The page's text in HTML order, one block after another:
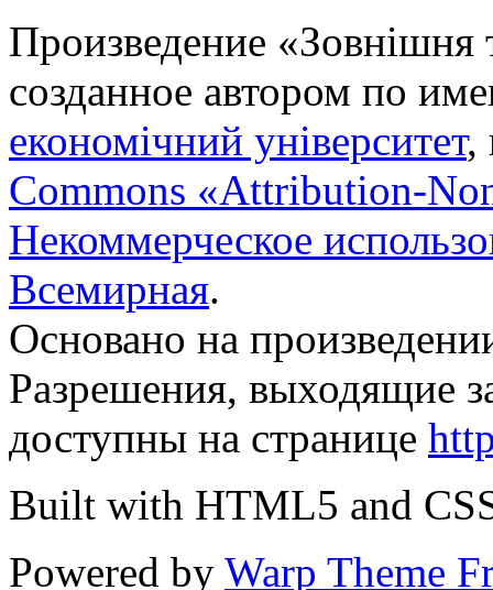
Произведение «Зовнішня
созданное автором по
економічний університет,
Commons «Attribution-
Некоммерческое
Всемирная.
Основано на
Разрешения, выходящие
доступны на странице
Built with HTML5 and
Powered by Warp Theme